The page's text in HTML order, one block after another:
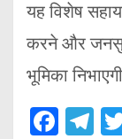
यह विशेष
करने और
भूमिका
F
T